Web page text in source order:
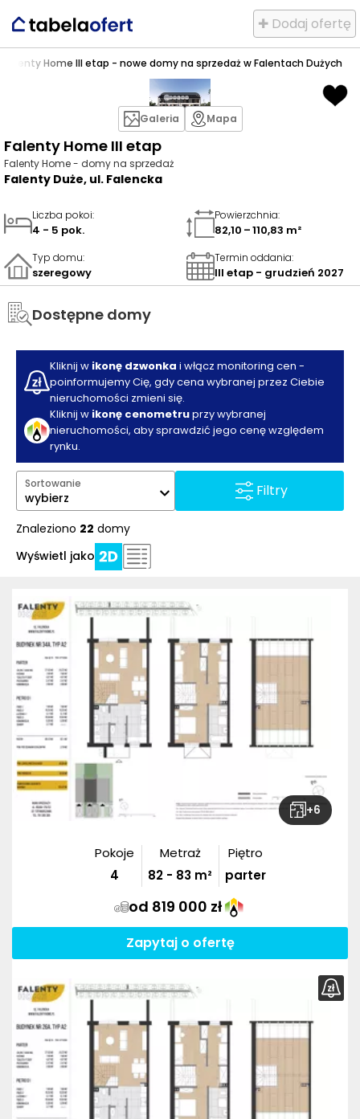
✚ Dodaj ofertę
Falenty Home III etap - nowe domy na sprzedaż w Falentach Dużych
Falenty Home III etap
Falenty Home - domy na sprzedaż
Falenty Duże, ul. Falencka
Galeria Mapa
Liczba pokoi:
4 - 5 pok.
Powierzchnia:
82,10 – 110,83 m²
Typ domu:
szeregowy
Termin oddania:
III etap - grudzień 2027
Dostępne domy
Kliknij w ikonę dzwonka i włącz monitoring cen -
poinformujemy Cię, gdy cena wybranej przez Ciebie
nieruchomości zmieni się.
Kliknij w ikonę cenometruprzy wybranej
nieruchomości, aby sprawdzić jego cenę względem
rynku.
Filtry
Sortowanie
wybierz
Znaleziono 22 domy
Wyświetl jako
+6
Pokoje
4
Metraż
82 - 83 m²
Piętro
parter
od 819 000 zł
Zapytaj o ofertę